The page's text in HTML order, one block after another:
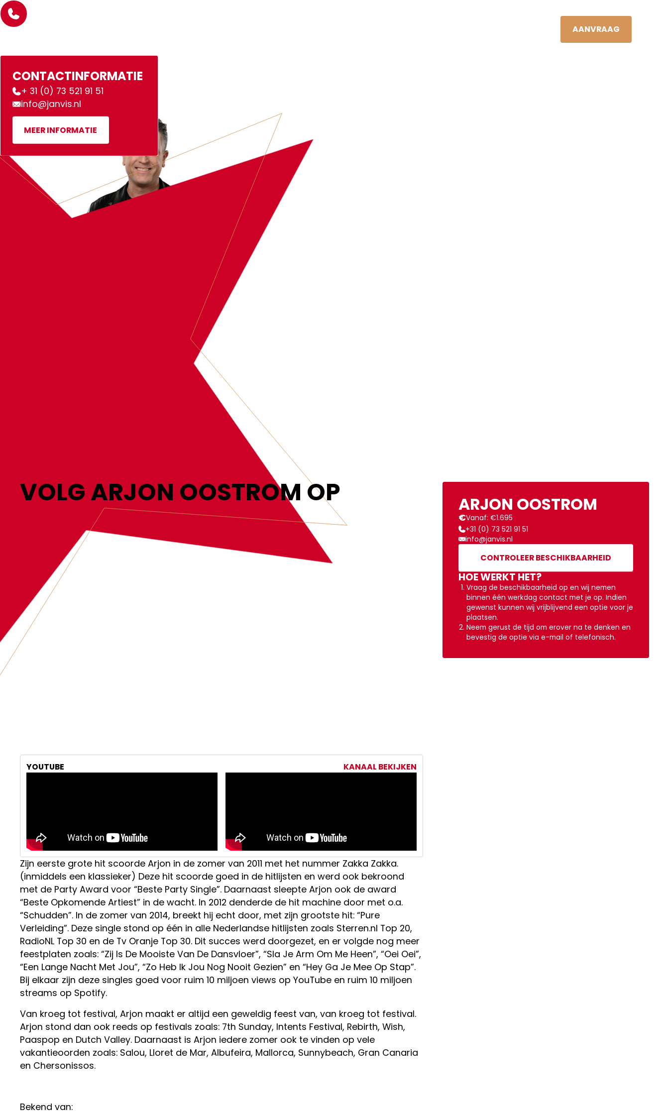
AANVRAAG
CONTACTINFORMATIE
+ 31 (0) 73 521 91 51
info@janvis.nl
MEER INFORMATIE
VOLG ARJON OOSTROM OP
YOUTUBE KANAAL BEKIJKEN
Zijn eerste grote hit scoorde Arjon in de zomer van 2011 met het nummer Zakka Zakka.
(inmiddels een klassieker) Deze hit scoorde goed in de hitlijsten en werd ook bekroond
met de Party Award voor “Beste Party Single”. Daarnaast sleepte Arjon ook de award
“Beste Opkomende Artiest” in de wacht. In 2012 denderde de hit machine door met o.a.
“Schudden”. In de zomer van 2014, breekt hij echt door, met zijn grootste hit: “Pure
Verleiding”. Deze single stond op één in alle Nederlandse hitlijsten zoals Sterren.nl Top 20,
RadioNL Top 30 en de Tv Oranje Top 30. Dit succes werd doorgezet, en er volgde nog meer
feestplaten zoals: “Zij Is De Mooiste Van De Dansvloer”, “Sla Je Arm Om Me Heen”, “Oei Oei”,
“Een Lange Nacht Met Jou”, “Zo Heb Ik Jou Nog Nooit Gezien” en “Hey Ga Je Mee Op Stap”.
Bij elkaar zijn deze singles goed voor ruim 10 miljoen views op YouTube en ruim 10 miljoen
streams op Spotify.
Van kroeg tot festival, Arjon maakt er altijd een geweldig feest van, van kroeg tot festival.
Arjon stond dan ook reeds op festivals zoals: 7th Sunday, Intents Festival, Rebirth, Wish,
Paaspop en Dutch Valley. Daarnaast is Arjon iedere zomer ook te vinden op vele
vakantieoorden zoals: Salou, Lloret de Mar, Albufeira, Mallorca, Sunnybeach, Gran Canaria
en Chersonissos.
Bekend van:
ARJON OOSTROM
€Vanaf: €1.695
+31 (0) 73 521 91 51
info@janvis.nl
CONTROLEER BESCHIKBAARHEID
HOE WERKT HET?
Vraag de beschikbaarheid op en wij nemen
binnen één werkdag contact met je op. Indien
gewenst kunnen wij vrijblijvend een optie voor je
plaatsen.
Neem gerust de tijd om erover na te denken en
bevestig de optie via e-mail of telefonisch.